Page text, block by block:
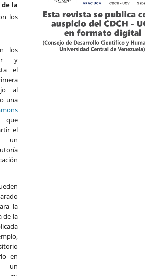
la
los
los
y
el
al
una
el
un
la
de la
en
un